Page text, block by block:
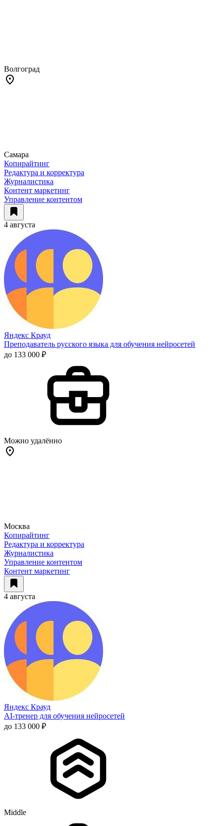
Волгоград
Самара
Копирайтинг
Редактура и корректура
Журналистика
Контент маркетинг
Управление контентом
4 августа
Яндекс Крауд
Преподаватель русского языка для обучения нейросетей
до 133 000 ₽
Можно удалённо
Москва
Копирайтинг
Редактура и корректура
Журналистика
Управление контентом
Контент маркетинг
4 августа
Яндекс Крауд
AI-тренер для обучения нейросетей
до 133 000 ₽
Middle